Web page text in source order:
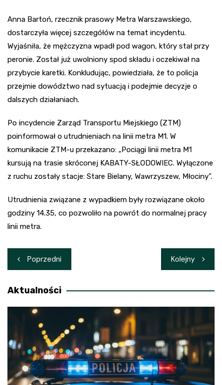
Anna Bartoń, rzecznik prasowy Metra Warszawskiego,
dostarczyła więcej szczegółów na temat incydentu.
Wyjaśniła, że mężczyzna wpadł pod wagon, który stał przy
peronie. Został już uwolniony spod składu i oczekiwał na
przybycie karetki. Konkludując, powiedziała, że to policja
przejmie dowództwo nad sytuacją i podejmie decyzje o
dalszych działaniach.
Po incydencie Zarząd Transportu Miejskiego (ZTM)
poinformował o utrudnieniach na linii metra M1. W
komunikacie ZTM-u przekazano: „Pociągi linii metra M1
kursują na trasie skróconej KABATY-SŁODOWIEC. Wyłączone
z ruchu zostały stacje: Stare Bielany, Wawrzyszew, Młociny”.
Utrudnienia związane z wypadkiem były rozwiązane około
godziny 14.35, co pozwoliło na powrót do normalnej pracy
linii metra.
Nawigacja
wpisu
Poprzedni Kolejny
Aktualności